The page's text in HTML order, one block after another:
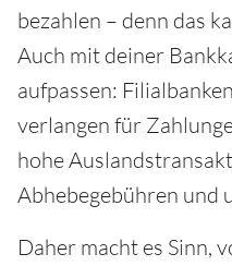
bezahlen – denn das
Auch mit deiner
aufpassen:
verlangen für
hohe
Abhebegebühren und
Daher macht es Sinn,